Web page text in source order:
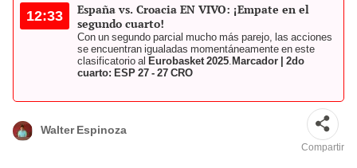
12:33
España vs. Croacia EN VIVO: ¡Empate en el
segundo cuarto!
Con un segundo parcial mucho más parejo, las acciones
se encuentran igualadas momentáneamente en este
clasificatorio al Eurobasket 2025 Marcador | 2do
cuarto: ESP 27 - 27 CRO
Walter Espinoza
Compartir